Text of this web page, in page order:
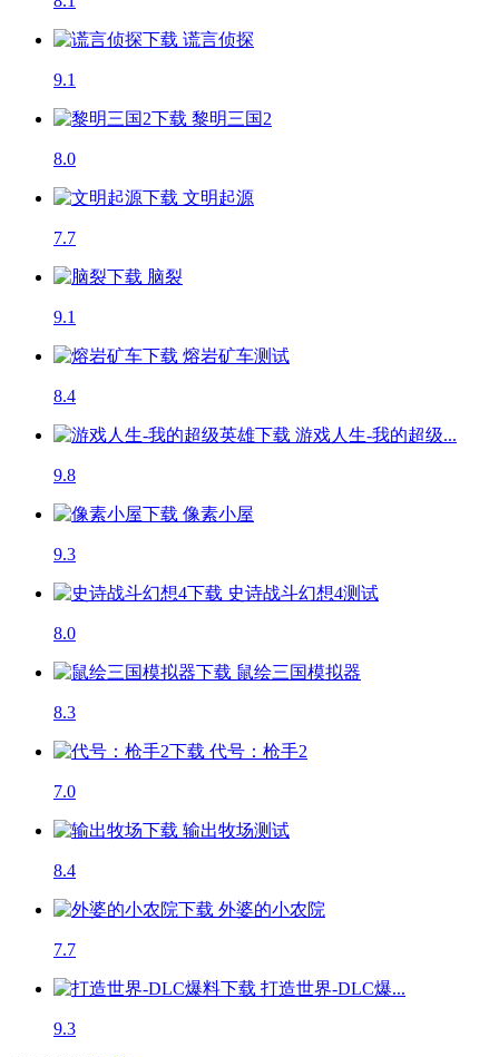
谎言侦探
9.1
黎明三国2
8.0
文明起源
7.7
脑裂
9.1
熔岩矿车测试
8.4
游戏人生-我的超级...
9.8
像素小屋
9.3
史诗战斗幻想4测试
8.0
鼠绘三国模拟器
8.3
代号：枪手2
7.0
输出牧场测试
8.4
外婆的小农院
7.7
打造世界-DLC爆...
9.3